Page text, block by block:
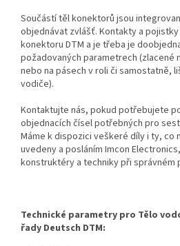
Součástí těl konektorů jsou
objednávat zvlášť. Kontakty a
konektoru DTM a je třeba je
požadovaných parametrech (zlacené
nebo na pásech v roli či samostatně,
vodiče).
Kontaktujte nás, pokud potřebujete
objednacích čísel potřebných pro
Máme k dispozici veškeré díly i ty, co
uvedeny a posláním Imcon
konstruktéry a techniky při správném
Technické parametry pro Tělo
řady Deutsch DTM: